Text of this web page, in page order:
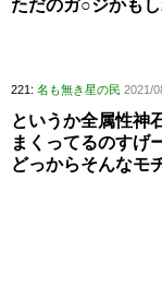
ただのガ○ジかも
221: 名も無き星の民 2021/
というか全属性神
まくってるのすげ
どっからそんなモ